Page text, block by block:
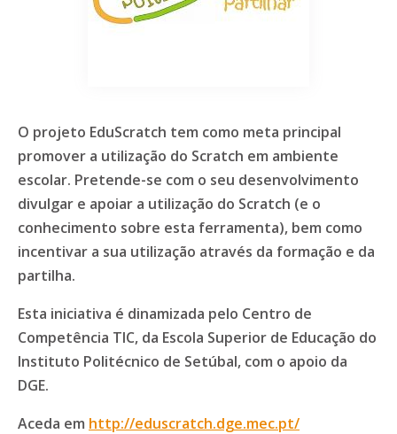
O projeto EduScratch tem como meta principal
promover a utilização do Scratch em ambiente
escolar. Pretende-se com o seu desenvolvimento
divulgar e apoiar a utilização do Scratch (e o
conhecimento sobre esta ferramenta), bem como
incentivar a sua utilização através da formação e da
partilha.
Esta iniciativa é dinamizada pelo Centro de
Competência TIC, da Escola Superior de Educação do
Instituto Politécnico de Setúbal, com o apoio da
DGE.
Aceda em http://eduscratch.dge.mec.pt/